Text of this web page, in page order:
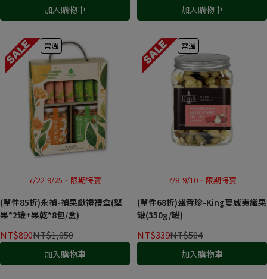
加入購物車 加入購物車
常溫
7/22-9/25．限期特賣
(單件85折)永禎-禎果獻禮禮盒(堅
果*2罐+果乾*8包/盒)
NT$890NT$1,050
加入購物車
常溫
7/8-9/10．限期特賣
(單件68折)盛香珍-King夏威夷纖果
罐(350g/罐)
NT$339NT$504
加入購物車